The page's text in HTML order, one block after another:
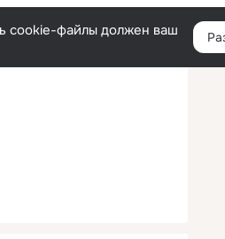
Русский
cookie-файлы должен ваш